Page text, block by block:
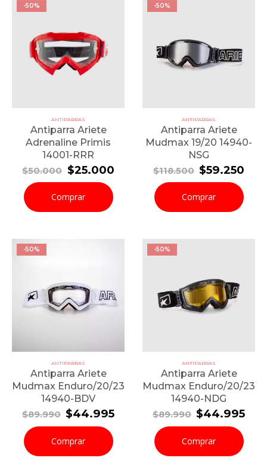
-50%
ANTIPARRAS
Antiparra Ariete
Adrenaline Primis
14001-RRR
$50.000 El
precio
original
era:
$50.000.
$25.000El
$25.000.
Comprar
-50%
ANTIPARRAS
Antiparra Ariete
Mudmax 19/20 14940-
NSG
$118.500 El
precio
original
era:
$118.500.
$59.250
Comprar
-50%
ANTIPARRAS
Antiparra Ariete
Mudmax Enduro/20/23
14940-BDV
$89.990 El
precio
original
era:
$89.990.
$44.995El
$44.995.
Comprar
-50%
ANTIPARRAS
Antiparra Ariete
Mudmax Enduro/20/23
14940-NDG
$89.990 El
precio
original
era:
$89.990.
$44.995El
Comprar